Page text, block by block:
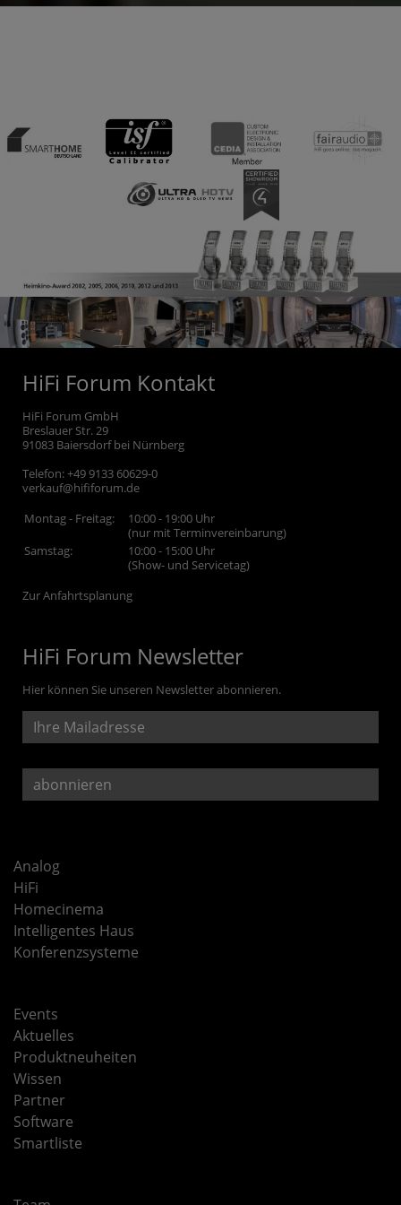
HiFi Forum Kontakt
HiFi Forum GmbH
Breslauer Str. 29
91083 Baiersdorf bei Nürnberg
Telefon:+49 9133 60629-0
verkauf@hififorum.de
Montag - Freitag:
10:00 - 19:00 Uhr
(nur mit Terminvereinbarung)
Samstag:
10:00 - 15:00 Uhr
(Show- und Servicetag)
Zur Anfahrtsplanung
HiFi Forum Newsletter
Hier können Sie unseren Newsletter abonnieren.
Analog
HiFi
Homecinema
Intelligentes Haus
Konferenzsysteme
Events
Aktuelles
Produktneuheiten
Wissen
Partner
Software
Smartliste